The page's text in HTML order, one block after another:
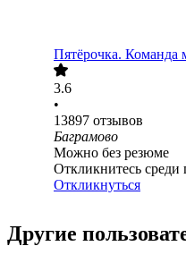
Пятёрочка. Команда
3.6
•
13897 отзывов
Баграмово
Можно без резюме
Откликнитесь среди
Откликнуться
Другие